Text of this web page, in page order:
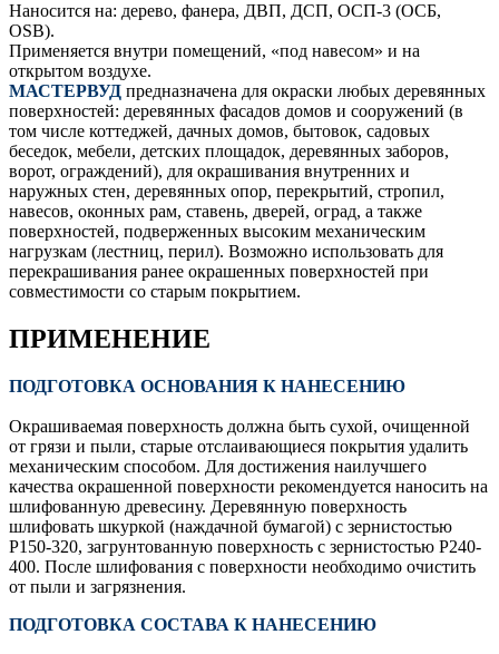
Наносится на: дерево, фанера, ДВП, ДСП, ОСП-3 (ОСБ,
OSB).
Применяется внутри помещений, «под навесом» и на
открытом воздухе.
МАСТЕРВУД предназначена для окраски любых деревянных
поверхностей: деревянных фасадов домов и сооружений (в
том числе коттеджей, дачных домов, бытовок, садовых
беседок, мебели, детских площадок, деревянных заборов,
ворот, ограждений), для окрашивания внутренних и
наружных стен, деревянных опор, перекрытий, стропил,
навесов, оконных рам, ставень, дверей, оград, а также
поверхностей, подверженных высоким механическим
нагрузкам (лестниц, перил). Возможно использовать для
перекрашивания ранее окрашенных поверхностей при
совместимости со старым покрытием.
ПРИМЕНЕНИЕ
ПОДГОТОВКА ОСНОВАНИЯ К НАНЕСЕНИЮ
Окрашиваемая поверхность должна быть сухой, очищенной
от грязи и пыли, старые отслаивающиеся покрытия удалить
механическим способом. Для достижения наилучшего
качества окрашенной поверхности рекомендуется наносить на
шлифованную древесину. Деревянную поверхность
шлифовать шкуркой (наждачной бумагой) с зернистостью
P150-320, загрунтованную поверхность с зернистостью P240-
400. После шлифования с поверхности необходимо очистить
от пыли и загрязнения.
ПОДГОТОВКА СОСТАВА К НАНЕСЕНИЮ